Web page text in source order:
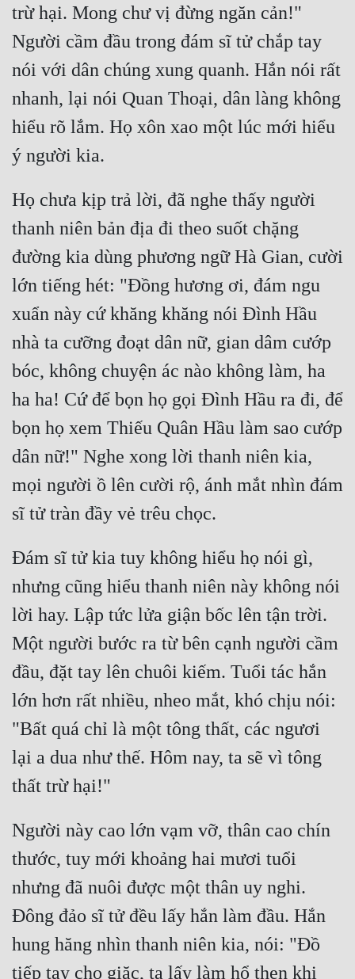
Đô Thị
Đông Phương
Đông Phương Huyền Huyễn
Đồng Nhân
Cẩu Đạo Trường Sinh
Ngự Thú
Truyện Nam
Truyện Nữ
Vô Địch Lưu
Xây Dựng Thế Lực
Đẹp Hiệp
Tính Cách Nhân Vật :
Cơ Trí
Sát Phạt Quyết Đoán
Vô Sỉ
Điềm Đạm
trừ hại. Mong chư vị đừng ngăn cản!"
Người cầm đầu trong đám sĩ tử chắp tay
nói với dân chúng xung quanh. Hắn nói rất
nhanh, lại nói Quan Thoại, dân làng không
hiểu rõ lắm. Họ xôn xao một lúc mới hiểu
Họ chưa kịp trả lời, đã nghe thấy người
thanh niên bản địa đi theo suốt chặng
đường kia dùng phương ngữ Hà Gian, cười
lớn tiếng hét: "Đồng hương ơi, đám ngu
xuẩn này cứ khăng khăng nói Đình Hầu
nhà ta cưỡng đoạt dân nữ, gian dâm cướp
bóc, không chuyện ác nào không làm, ha
ha ha! Cứ để bọn họ gọi Đình Hầu ra đi, để
bọn họ xem Thiếu Quân Hầu làm sao cướp
dân nữ!" Nghe xong lời thanh niên kia,
mọi người ồ lên cười rộ, ánh mắt nhìn đám
Đám sĩ tử kia tuy không hiểu họ nói gì,
nhưng cũng hiểu thanh niên này không nói
lời hay. Lập tức lửa giận bốc lên tận trời.
Một người bước ra từ bên cạnh người cầm
đầu, đặt tay lên chuôi kiếm. Tuổi tác hắn
lớn hơn rất nhiều, nheo mắt, khó chịu nói:
"Bất quá chỉ là một tông thất, các ngươi
lại a dua như thế. Hôm nay, ta sẽ vì tông
Người này cao lớn vạm vỡ, thân cao chín
thước, tuy mới khoảng hai mươi tuổi
nhưng đã nuôi được một thân uy nghi.
Đông đảo sĩ tử đều lấy hắn làm đầu. Hắn
hung hăng nhìn thanh niên kia, nói: "Đồ
tiếp tay cho giặc, ta lấy làm hổ thẹn khi